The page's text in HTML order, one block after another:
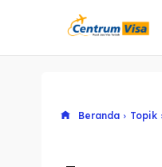
Beranda Topik